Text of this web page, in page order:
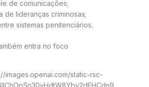
de comunicações;
de lideranças criminosas;
sistemas penitenciários.
entra no foco